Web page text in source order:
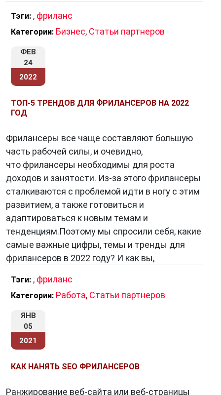
Тэги: , фриланс
Категории: Бизнес, Статьи партнеров
ФЕВ
24
2022
ТОП-5 ТРЕНДОВ ДЛЯ ФРИЛАНСЕРОВ НА 2022
ГОД
Фрилансеры все чаще составляют большую
часть рабочей силы, и очевидно,
что фрилансеры необходимы для роста
доходов и занятости. Из-за этого фрилансеры
сталкиваются с проблемой идти в ногу с этим
развитием, а также готовиться и
адаптироваться к новым темам и
тенденциям.Поэтому мы спросили себя, какие
самые важные цифры, темы и тренды для
фрилансеров в 2022 году? И как вы,
Тэги: , фриланс
Категории: Работа, Статьи партнеров
ЯНВ
05
2021
КАК НАНЯТЬ SEO ФРИЛАНСЕРОВ
Ранжирование веб-сайта или веб-страницы